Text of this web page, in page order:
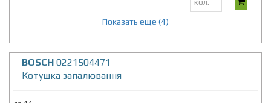
Показать еще (4)
BOSCH 0221504471
Котушка запалювання